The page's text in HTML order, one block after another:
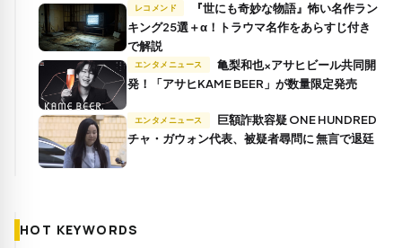
レコメンド
キング25選＋α！トラウマ名作をあらすじ付き
で解説
エンタメニュース
発！「アサヒKAME BEER」が数量限定発売
エンタメニュース
チャ・ガウォン代表、被疑者尋問に 無言で退廷
HOT KEYWORDS